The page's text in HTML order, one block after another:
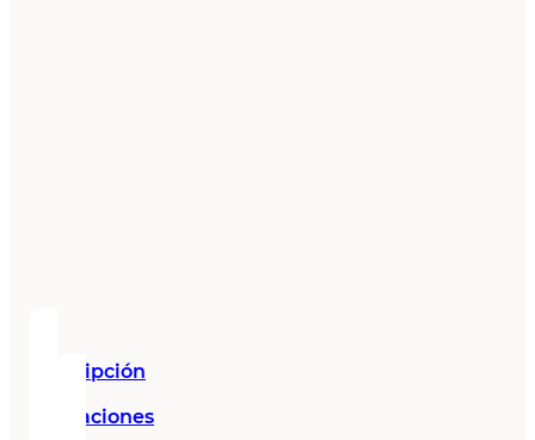
Descripción
Valoraciones